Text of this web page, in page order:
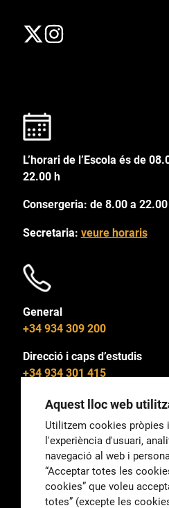
L’horari de l’Escola és de
22.00 h
Consergeria: de 8.00 a
Secretaria: veure horaris
General
+34 934 309 200
Direcció i caps d’estudis
+34 934 301 415
General
correu@escoladeltreball.org
Informació
Aquest lloc web
Utilitzem cookies pròpies
l'experiència d'usuari,
navegació al web i
“Acceptar totes les
cookies” que voleu
totes” (excepte les